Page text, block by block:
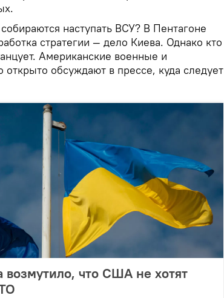
наступать ВСУ? В Пентагоне
стратегии — дело Киева. Однако кто
Американские военные и
обсуждают в прессе, куда следует
возмутило, что США не хотят